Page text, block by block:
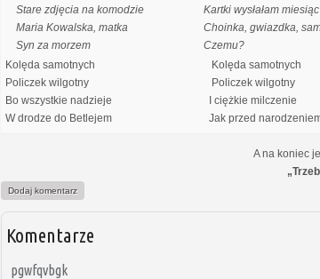
Stare zdjęcia na komodzie
Maria Kowalska, matka
Syn za morzem
Kolęda samotnych
Policzek wilgotny
Bo wszystkie nadzieje
W drodze do Betlejem
Kartki wysłałam
Choinka, gwiazdka,
Czemu?
Kolęda samotnych
Policzek wilgotny
I ciężkie milczenie
Jak przed
A na koniec
Dodaj komentarz
Komentarze
pgwfqvbgk